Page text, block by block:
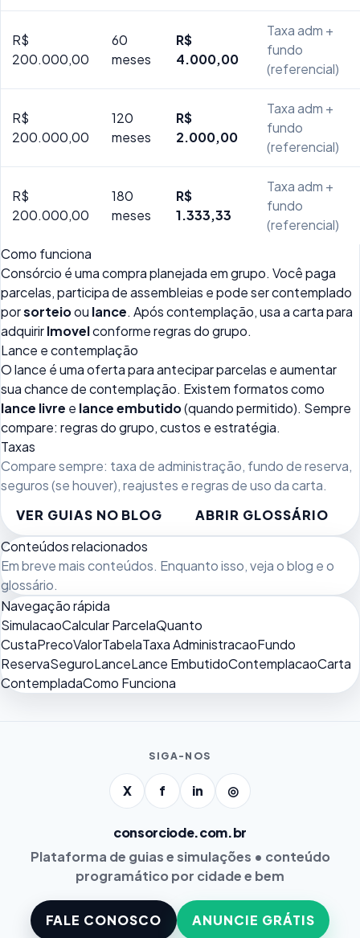
R$
200.000,00
60
meses
R$
4.000,00
Taxa adm +
fundo
(referencial)
R$
200.000,00
120
meses
R$
2.000,00
Taxa adm +
fundo
(referencial)
R$
200.000,00
180
meses
R$
1.333,33
Taxa adm +
fundo
(referencial)
Como funciona
Consórcio é uma compra planejada em grupo. Você paga
parcelas, participa de assembleias e pode ser contemplado
porsorteioou lance. Após contemplação, usa a carta para
adquirirImovelconforme regras do grupo.
Lance e contemplação
O lance é uma oferta para antecipar parcelas e aumentar
sua chance de contemplação. Existem formatos como
lance livre e lance embutido(quando permitido). Sempre
compare: regras do grupo, custos e estratégia.
Taxas
Compare sempre: taxa de administração, fundo de reserva,
seguros (se houver), reajustes e regras de uso da carta.
VER GUIAS NO BLOG
ABRIR GLOSSÁRIO
Conteúdos relacionados
Em breve mais conteúdos. Enquanto isso, vejao blog e o
glossário.
Navegação rápida
SimulacaoCalcular ParcelaQuanto
CustaPrecoValorTabelaTaxa AdministracaoFundo
ReservaSeguroLanceLance EmbutidoContemplacaoCarta
ContempladaComo Funciona
SIGA-NOS
X f in ◎
consorciode.com.br
Plataforma de guias e simulações • conteúdo
programático por cidade e bem
FALE CONOSCO ANUNCIE GRÁTIS